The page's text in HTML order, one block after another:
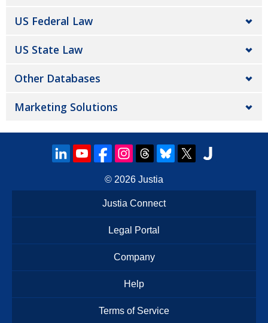
US Federal Law
US State Law
Other Databases
Marketing Solutions
© 2026 Justia
Justia Connect
Legal Portal
Company
Help
Terms of Service